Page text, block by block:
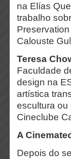
na Elías
trabalho
Calouste
Teresa
Faculdade
design na
artística
escultura ou
Cineclube
A
Depois do